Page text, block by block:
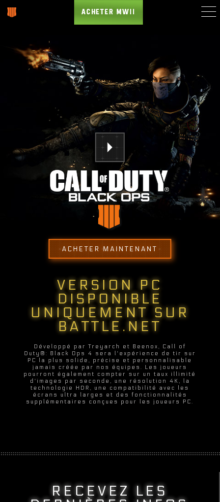
ACHETER MWII
BLACKOUT
ZOMBIES
COMICS
ASSISTANCE
BOUTIQUE
CONNEXION
S'INSCRIRE
ACHETER MAINTENANT
VERSION PC
DISPONIBLE
UNIQUEMENT SUR
BATTLE.NET
Développé par Treyarch et Beenox, Call of
Duty®: Black Ops 4 sera l'expérience de tir sur
PC la plus solide, précise et personnalisable
jamais créée par nos équipes. Les joueurs
pourront également compter sur un taux illimité
d'images par seconde, une résolution 4K, la
technologie HDR, une compatibilité avec les
écrans ultra larges et des fonctionnalités
supplémentaires conçues pour les joueurs PC.
RECEVEZ LES